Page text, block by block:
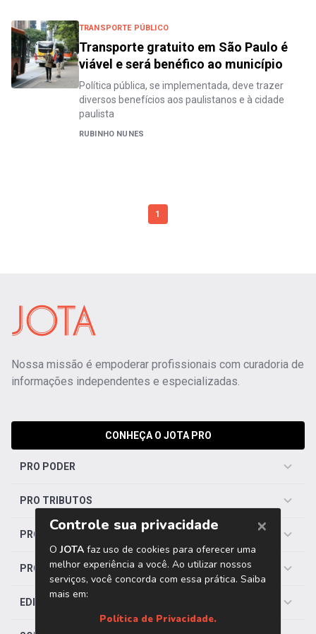
TRANSPORTE PÚBLICO
Transporte gratuito em São Paulo é
viável e será benéfico ao município
Política pública, se implementada, deve trazer
diversos benefícios aos paulistanos e à cidade
paulista
RUBINHO NUNES
1
Nossa missão é empoderar profissionais com curadoria de
informações independentes e especializadas.
CONHEÇA O JOTA PRO
PRO PODER
PRO TRIBUTOS
PRO TRABALHISTA
PRO SAÚDE
EDITORIAS